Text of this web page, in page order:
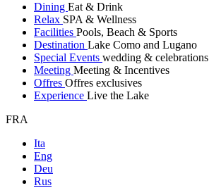
Dining Eat & Drink
Relax SPA & Wellness
Facilities Pools, Beach & Sports
Destination Lake Como and Lugano
Special Events wedding & celebrations
Meeting Meeting & Incentives
Offres Offres exclusives
Experience Live the Lake
FRA
Ita
Eng
Deu
Rus